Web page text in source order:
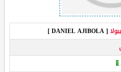
[ DANIEL AJIBOLA ]